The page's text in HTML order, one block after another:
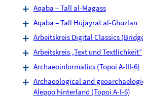
Aqaba – Tall al-Magass
Aqaba – Tall Hujayrat al-Ghuzlan
Arbeitskreis Digital Classics
Arbeitskreis „Text und Textlichkeit“
Archaeoinformatics (Topoi A-III-6)
Archaeological and
Aleppo hinterland (Topoi A-I-6)